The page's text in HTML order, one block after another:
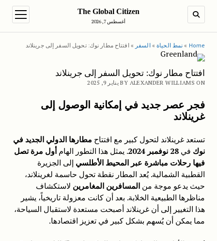
SEARCH
The Global Citizen
أغسطس 7, 2026
menu
Home
» نمط الحياة » السفر » افتتاح مطار نوك: تحويل السفر إلى جرينلاند
افتتاح مطار نوك: تحويل السفر إلى جرينلاند
BY ALEXANDER WILLIAMS ON يناير 9, 2025
فجر عصر جديد في إمكانية الوصول إلى
غرينلاند
تستعد غرينلاند لتحول كبير مع افتتاح مطارها الدولي الجديد في
نوك في 28 نوفمبر 2024 . يمثل هذا التطور الهامأول مرة تصل
فيها رحلات مباشرة عبر المحيط الأطلسي إلى الجزيرة
القطبية الشمالية. يُعد المطار نقطة تحول حاسمة لغرينلاند،
حيث يدعو موجة من المسافرين المغامرين لاستكشاف
مناظرها الطبيعية الخلابة. بعد أن كانت معزولة تاريخياً، يشير
هذا التغيير إلى أن غرينلاند أصبحت مستعدة لاستقبال السياحة،
مما يمكن أن يُسهم بشكل كبير في تعزيز اقتصادها.